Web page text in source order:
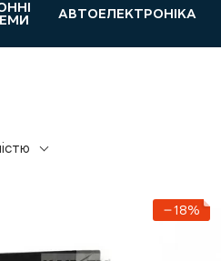
АВТОЕЛЕКТРОНІКА
−18%